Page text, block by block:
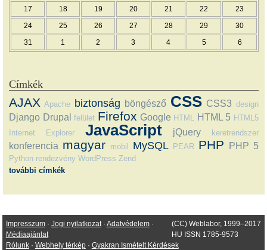
17 18 19 20 21 22 23
24 25 26 27 28 29 30
31 1 2 3 4 5 6
Címkék
AJAX Apache biztonság böngésző CSS CSS3 design
Django Drupal felület Firefox Google HTML HTML 5 HTML5
Internet Explorer
JavaScript jQuery keretrendszer
konferencia magyar mobil MySQL PEAR PHP PHP 5
Python rendezvény WordPress Zend
további címkék
(CC) Weblabor, 1999–2017
HU ISSN 1785-9573
Impresszum· Jogi nyilatkozat· Adatvédelem·
Médiaajánlat
Rólunk· Webhely térkép· Gyakran Ismételt Kérdések